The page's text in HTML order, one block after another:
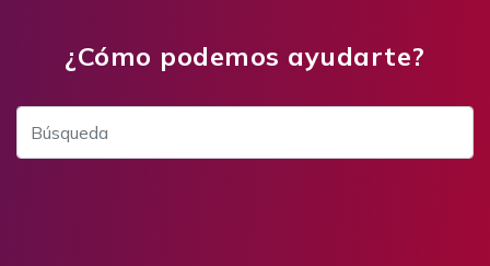
¿Cómo podemos ayudarte?